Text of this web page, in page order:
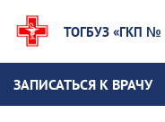
ТОГБУЗ «ГКП №
ЗАПИСАТЬСЯ К ВРАЧУ